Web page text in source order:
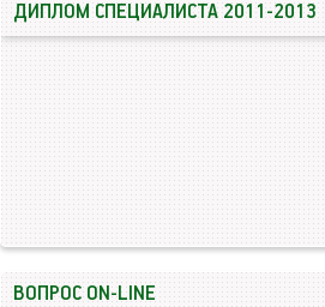
ДИПЛОМ СПЕЦИАЛИСТА 2011-2013
ВОПРОС ON-LINE